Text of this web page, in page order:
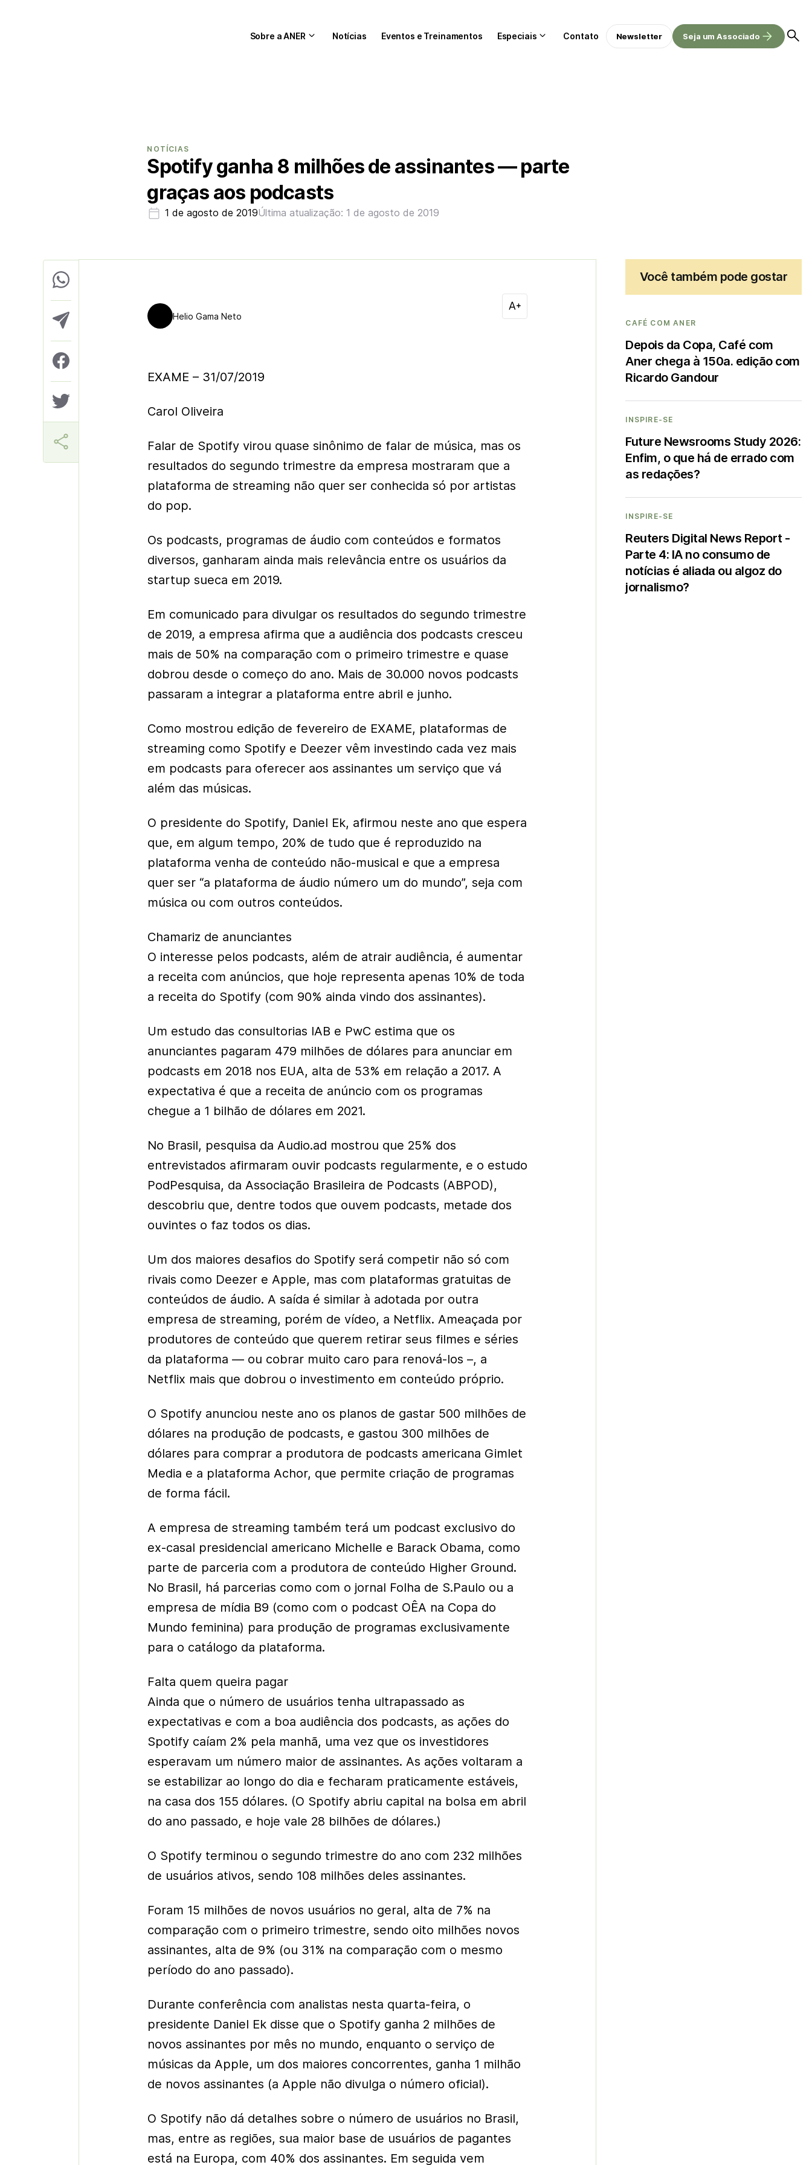
Sobre a ANER Notícias Eventos e Treinamentos Especiais Contato Newsletter Seja um Associado
NOTÍCIAS
Spotify ganha 8 milhões de assinantes — parte
graças aos podcasts
1 de agosto de 2019Última atualização: 1 de agosto de 2019
Helio Gama Neto
EXAME – 31/07/2019
Carol Oliveira
Falar de Spotify virou quase sinônimo de falar de música, mas os
resultados do segundo trimestre da empresa mostraram que a
plataforma de streaming não quer ser conhecida só por artistas
do pop.
Os podcasts, programas de áudio com conteúdos e formatos
diversos, ganharam ainda mais relevância entre os usuários da
startup sueca em 2019.
Em comunicado para divulgar os resultados do segundo trimestre
de 2019, a empresa afirma que a audiência dos podcasts cresceu
mais de 50% na comparação com o primeiro trimestre e quase
dobrou desde o começo do ano. Mais de 30.000 novos podcasts
passaram a integrar a plataforma entre abril e junho.
Como mostrou edição de fevereiro de EXAME, plataformas de
streaming como Spotify e Deezer vêm investindo cada vez mais
em podcasts para oferecer aos assinantes um serviço que vá
além das músicas.
O presidente do Spotify, Daniel Ek, afirmou neste ano que espera
que, em algum tempo, 20% de tudo que é reproduzido na
plataforma venha de conteúdo não-musical e que a empresa
quer ser “a plataforma de áudio número um do mundo”, seja com
música ou com outros conteúdos.
Chamariz de anunciantes
O interesse pelos podcasts, além de atrair audiência, é aumentar
a receita com anúncios, que hoje representa apenas 10% de toda
a receita do Spotify (com 90% ainda vindo dos assinantes).
Um estudo das consultorias IAB e PwC estima que os
anunciantes pagaram 479 milhões de dólares para anunciar em
podcasts em 2018 nos EUA, alta de 53% em relação a 2017. A
expectativa é que a receita de anúncio com os programas
chegue a 1 bilhão de dólares em 2021.
No Brasil, pesquisa da Audio.ad mostrou que 25% dos
entrevistados afirmaram ouvir podcasts regularmente, e o estudo
PodPesquisa, da Associação Brasileira de Podcasts (ABPOD),
descobriu que, dentre todos que ouvem podcasts, metade dos
ouvintes o faz todos os dias.
Um dos maiores desafios do Spotify será competir não só com
rivais como Deezer e Apple, mas com plataformas gratuitas de
conteúdos de áudio. A saída é similar à adotada por outra
empresa de streaming, porém de vídeo, a Netflix. Ameaçada por
produtores de conteúdo que querem retirar seus filmes e séries
da plataforma — ou cobrar muito caro para renová-los –, a
Netflix mais que dobrou o investimento em conteúdo próprio.
O Spotify anunciou neste ano os planos de gastar 500 milhões de
dólares na produção de podcasts, e gastou 300 milhões de
dólares para comprar a produtora de podcasts americana Gimlet
Media e a plataforma Achor, que permite criação de programas
de forma fácil.
A empresa de streaming também terá um podcast exclusivo do
ex-casal presidencial americano Michelle e Barack Obama, como
parte de parceria com a produtora de conteúdo Higher Ground.
No Brasil, há parcerias como com o jornal Folha de S.Paulo ou a
empresa de mídia B9 (como com o podcast OÊA na Copa do
Mundo feminina) para produção de programas exclusivamente
para o catálogo da plataforma.
Falta quem queira pagar
Ainda que o número de usuários tenha ultrapassado as
expectativas e com a boa audiência dos podcasts, as ações do
Spotify caíam 2% pela manhã, uma vez que os investidores
esperavam um número maior de assinantes. As ações voltaram a
se estabilizar ao longo do dia e fecharam praticamente estáveis,
na casa dos 155 dólares. (O Spotify abriu capital na bolsa em abril
do ano passado, e hoje vale 28 bilhões de dólares.)
O Spotify terminou o segundo trimestre do ano com 232 milhões
de usuários ativos, sendo 108 milhões deles assinantes.
Foram 15 milhões de novos usuários no geral, alta de 7% na
comparação com o primeiro trimestre, sendo oito milhões novos
assinantes, alta de 9% (ou 31% na comparação com o mesmo
período do ano passado).
Durante conferência com analistas nesta quarta-feira, o
presidente Daniel Ek disse que o Spotify ganha 2 milhões de
novos assinantes por mês no mundo, enquanto o serviço de
músicas da Apple, um dos maiores concorrentes, ganha 1 milhão
de novos assinantes (a Apple não divulga o número oficial).
O Spotify não dá detalhes sobre o número de usuários no Brasil,
mas, entre as regiões, sua maior base de usuários de pagantes
está na Europa, com 40% dos assinantes. Em seguida vem
Você também pode gostar
CAFÉ COM ANER
Depois da Copa, Café com
Aner chega à 150a. edição com
Ricardo Gandour
INSPIRE-SE
Future Newsrooms Study 2026:
Enfim, o que há de errado com
as redações?
INSPIRE-SE
Reuters Digital News Report -
Parte 4: IA no consumo de
notícias é aliada ou algoz do
jornalismo?